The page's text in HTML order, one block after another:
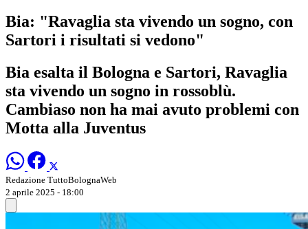
Bia: "Ravaglia sta vivendo un sogno, con
Sartori i risultati si vedono"
Bia esalta il Bologna e Sartori, Ravaglia
sta vivendo un sogno in rossoblù.
Cambiaso non ha mai avuto problemi con
Motta alla Juventus
Redazione TuttoBolognaWeb
2 aprile 2025 - 18:00